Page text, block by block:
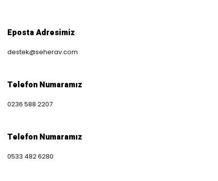
Eposta Adresimiz
destek@seherav.com
Telefon Numaramız
0236 588 2207
Telefon Numaramız
0533 482 6280